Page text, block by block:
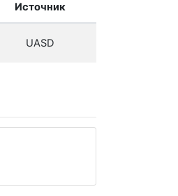
Источник
UASD